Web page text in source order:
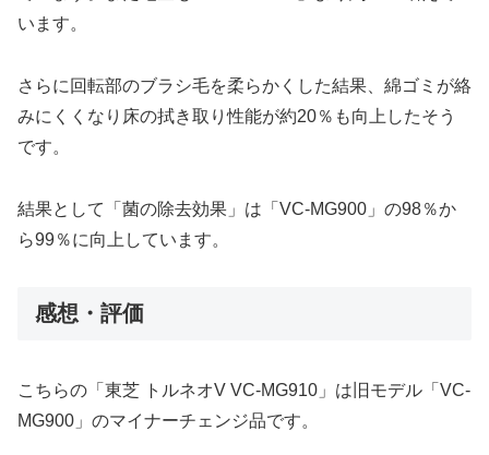
います。
さらに回転部のブラシ毛を柔らかくした結果、綿ゴミが絡
みにくくなり床の拭き取り性能が約20％も向上したそう
です。
結果として「菌の除去効果」は「VC-MG900」の98％か
ら99％に向上しています。
感想・評価
こちらの「東芝 トルネオV VC-MG910」は旧モデル「VC-
MG900」のマイナーチェンジ品です。